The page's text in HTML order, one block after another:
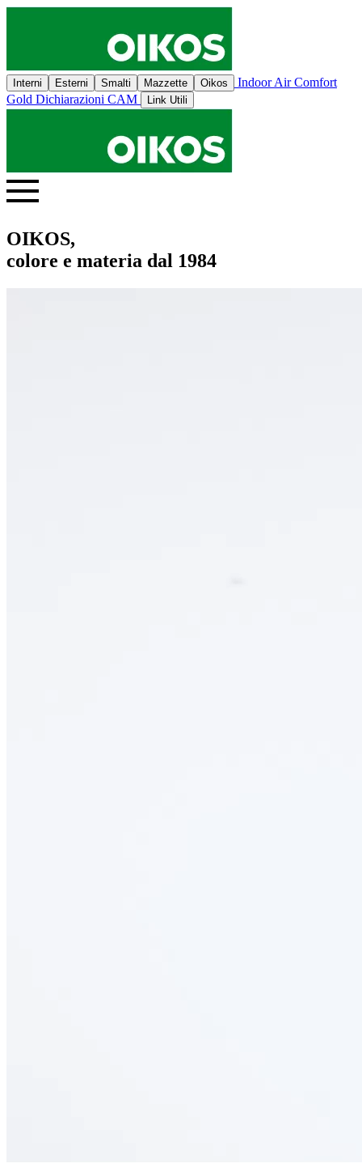
Interni Esterni Smalti Mazzette Oikos
Indoor Air Comfort
Gold Dichiarazioni CAM Link Utili
OIKOS,
colore e materia dal 1984